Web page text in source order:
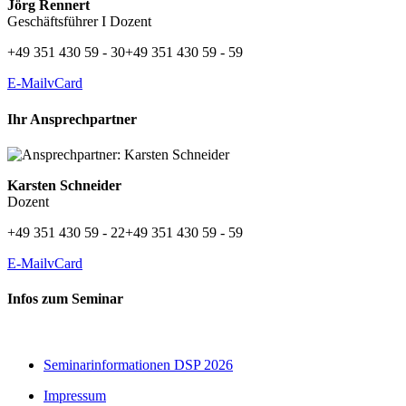
Jörg Rennert
Geschäftsführer I Dozent
+49 351 430 59 - 30+49 351 430 59 - 59
E-MailvCard
Ihr Ansprechpartner
Karsten Schneider
Dozent
+49 351 430 59 - 22+49 351 430 59 - 59
E-MailvCard
Infos zum Seminar
Seminarinformationen DSP 2026
Impressum